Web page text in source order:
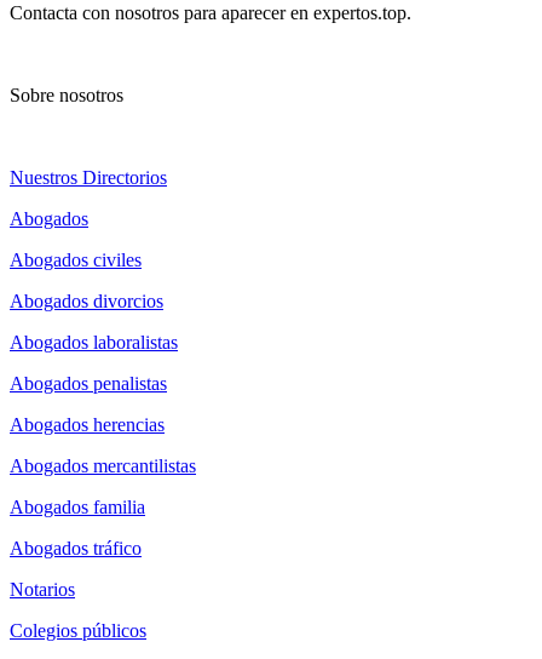
Contacta con nosotros para aparecer en expertos.top.
Sobre nosotros
Nuestros Directorios
Abogados
Abogados civiles
Abogados divorcios
Abogados laboralistas
Abogados penalistas
Abogados herencias
Abogados mercantilistas
Abogados familia
Abogados tráfico
Notarios
Colegios públicos